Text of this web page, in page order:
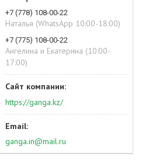
+7 (778) 108-00-22
Наталья (WhatsApp 10:00-18:00)
+7 (775) 108-00-22
Ангелина и Екатерина (10:00-
17:00)
https://ganga.kz/
ganga.in@mail.ru